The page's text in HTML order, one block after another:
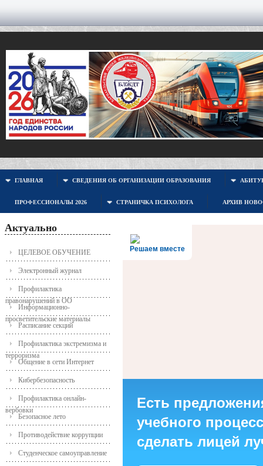
ГЛАВНАЯ СВЕДЕНИЯ ОБ ОРГАНИЗАЦИИ ОБРАЗОВАНИЯ
ПРОФЕССИОНАЛЫ 2026 СТРАНИЧКА ПСИХОЛОГА АРХИВ
Актуально
ЦЕЛЕВОЕ ОБУЧЕНИЕ
Электронный журнал
Профилактика
правонарушений в ОО
Информационно-
просветительские материалы
Расписание секций
Профилактика экстремизма и
терроризма
Общение в сети Интернет
Кибербезопасность
Профилактика онлайн-
вербовки
Безопасное лето
Противодействие коррупции
Студенческое самоуправление
Решаем вместе
Есть
учебного
сделать лицей